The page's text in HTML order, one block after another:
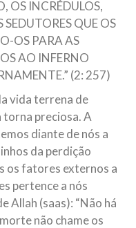
OS INCRÉDULOS,
QUE OS
OS PARA AS
AO INFERNO
(2: 257)
vida terrena de
torna preciosa. A
diante de nós a
da perdição
os fatores externos a
pertence a nós
Allah (saas): “Não há
não chame os